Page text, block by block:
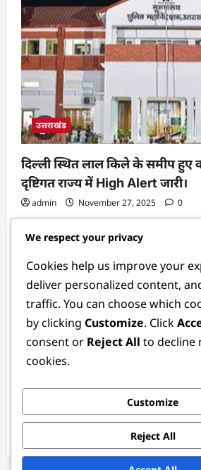
उत्तराखंड
दिल्ली स्थित लाल किले के समीप हुए
दृष्टिगत राज्य में High Alert जारी।
admin November 27, 2025 0
उत्तराखंड
भालू ने धारकुडी गांव की 7 महिलाओं
विभाग की टीम पहुंची मौके पर।
December 4, 2025 0
We respect your privacy
Cookies help us improve your
deliver personalized content,
traffic. You can choose which
by clicking Customize. Click
consent or Reject All to decline
cookies.
Customize
Reject All